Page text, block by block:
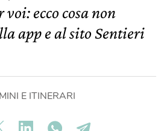
ecco cosa non
app e al sito Sentieri
E ITINERARI